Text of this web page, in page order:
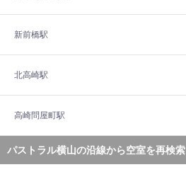
新前橋駅
北高崎駅
高崎問屋町駅
パストラル横山の沿線から空室を再検索